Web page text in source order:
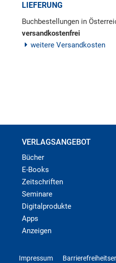
LIEFERUNG
Buchbestellungen in
versandkostenfrei
weitere Versandkosten
VERLAGSANGEBOT
Bücher
E-Books
Zeitschriften
Seminare
Digitalprodukte
Apps
Anzeigen
Impressum